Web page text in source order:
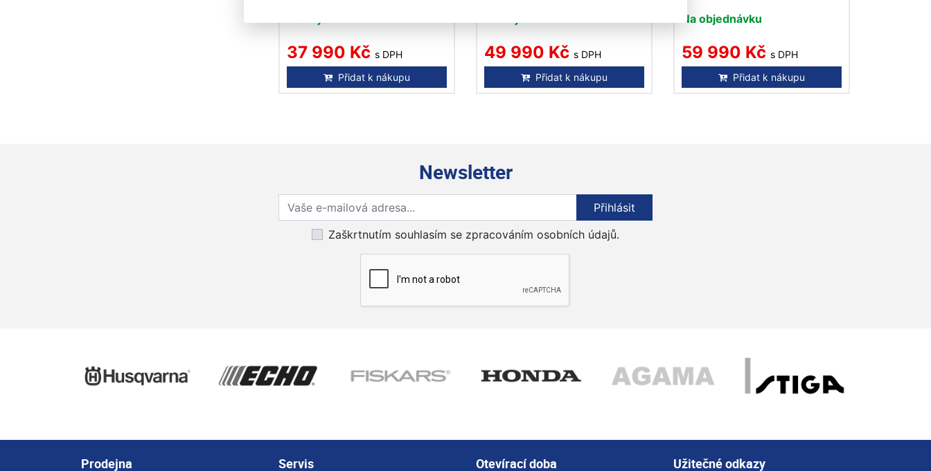
37 990 Kč s DPH
Přidat k nákupu
49 990 Kč s DPH
Přidat k nákupu
Na objednávku
59 990 Kč s DPH
Přidat k nákupu
Newsletter
Přihlaste se k odběru novinek
Přihlásit
Zaškrtnutím souhlasím se zpracováním osobních údajů.
Prodejna Servis Otevírací doba Užitečné odkazy